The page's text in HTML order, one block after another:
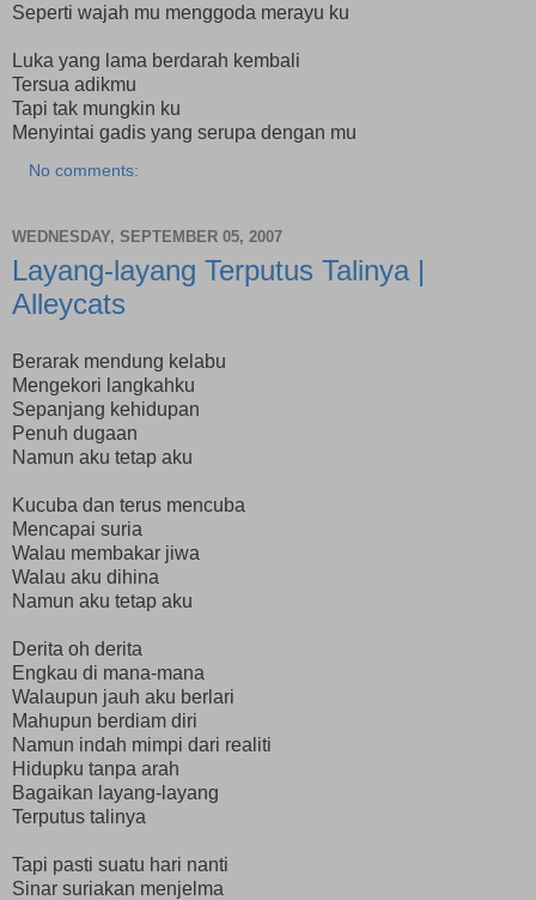
Seperti wajah mu menggoda merayu ku
Luka yang lama berdarah kembali
Tersua adikmu
Tapi tak mungkin ku
Menyintai gadis yang serupa dengan mu
No comments:
WEDNESDAY, SEPTEMBER 05, 2007
Layang-layang Terputus Talinya |
Alleycats
Berarak mendung kelabu
Mengekori langkahku
Sepanjang kehidupan
Penuh dugaan
Namun aku tetap aku
Kucuba dan terus mencuba
Mencapai suria
Walau membakar jiwa
Walau aku dihina
Namun aku tetap aku
Derita oh derita
Engkau di mana-mana
Walaupun jauh aku berlari
Mahupun berdiam diri
Namun indah mimpi dari realiti
Hidupku tanpa arah
Bagaikan layang-layang
Terputus talinya
Tapi pasti suatu hari nanti
Sinar suriakan menjelma